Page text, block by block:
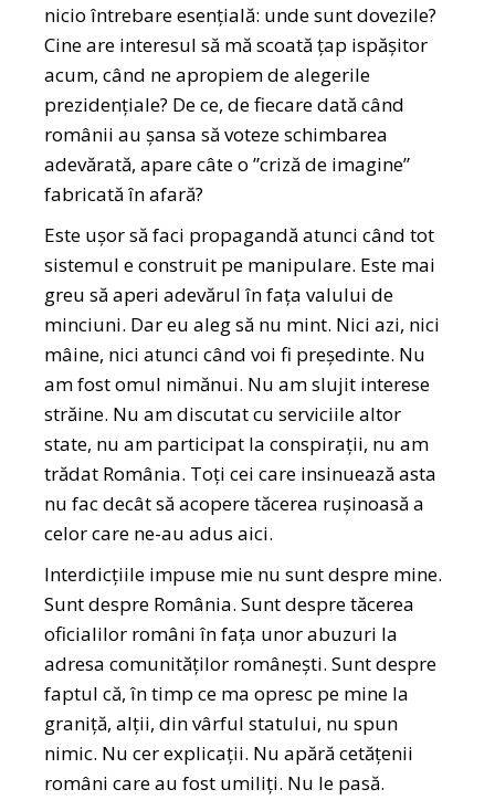
nicio întrebare esențială: unde sunt dovezile?
Cine are interesul să mă scoată țap ispășitor
acum, când ne apropiem de alegerile
prezidențiale? De ce, de fiecare dată când
românii au șansa să voteze schimbarea
adevărată, apare câte o ”criză de imagine”
fabricată în afară?
Este ușor să faci propagandă atunci când tot
sistemul e construit pe manipulare. Este mai
greu să aperi adevărul în fața valului de
minciuni. Dar eu aleg să nu mint. Nici azi, nici
mâine, nici atunci când voi fi președinte. Nu
am fost omul nimănui. Nu am slujit interese
străine. Nu am discutat cu serviciile altor
state, nu am participat la conspirații, nu am
trădat România. Toți cei care insinuează asta
nu fac decât să acopere tăcerea rușinoasă a
celor care ne-au adus aici.
Interdicțiile impuse mie nu sunt despre mine.
Sunt despre România. Sunt despre tăcerea
oficialilor români în fața unor abuzuri la
adresa comunităților românești. Sunt despre
faptul că, în timp ce ma opresc pe mine la
graniță, alții, din vârful statului, nu spun
nimic. Nu cer explicații. Nu apără cetățenii
români care au fost umiliți. Nu le pasă.